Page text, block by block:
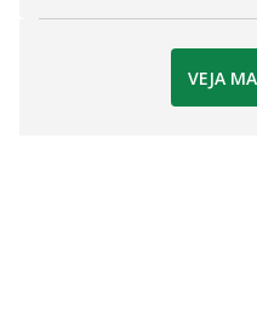
VEJA